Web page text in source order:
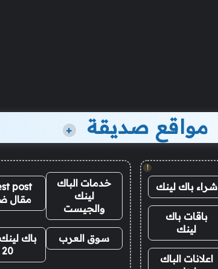
مواقع صديقة +
!
شراء باك لينك
باقات باك
لينك
اعلانات الباك
خدمات الباك
لينك
والجيست
post
مقال
سوق العرب
باك
20